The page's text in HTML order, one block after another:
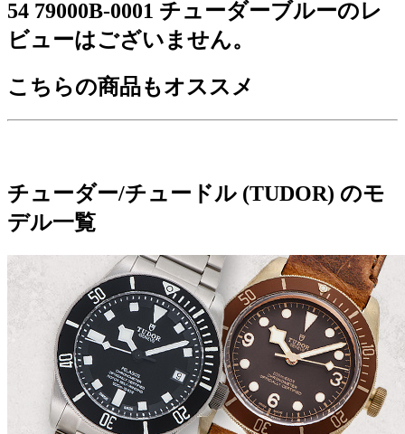
54 79000B-0001 チューダーブルーのレ
ビューはございません。
こちらの商品もオススメ
チューダー/チュードル (TUDOR) のモ
デル一覧